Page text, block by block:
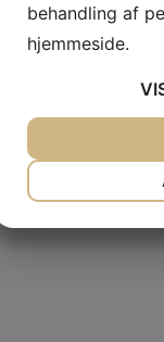
behandling af
hjemmeside.